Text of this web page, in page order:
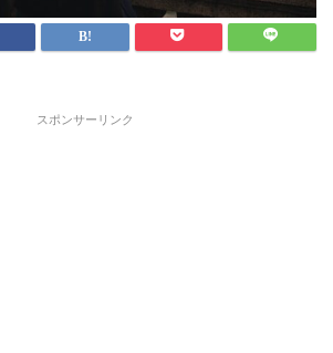
スポンサーリンク